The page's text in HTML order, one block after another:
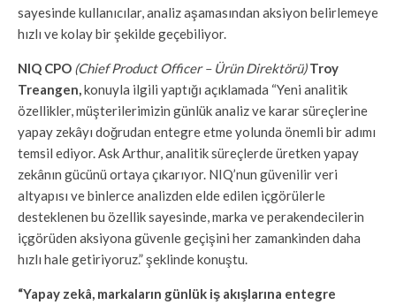
sayesinde kullanıcılar, analiz aşamasından aksiyon belirlemeye
hızlı ve kolay bir şekilde geçebiliyor.
NIQ CPO (Chief Product Officer – Ürün Direktörü)Troy
Treangen,konuyla ilgili yaptığı açıklamada “Yeni analitik
özellikler, müşterilerimizin günlük analiz ve karar süreçlerine
yapay zekâyı doğrudan entegre etme yolunda önemli bir adımı
temsil ediyor. Ask Arthur, analitik süreçlerde üretken yapay
zekânın gücünü ortaya çıkarıyor. NIQ’nun güvenilir veri
altyapısı ve binlerce analizden elde edilen içgörülerle
desteklenen bu özellik sayesinde, marka ve perakendecilerin
içgörüden aksiyona güvenle geçişini her zamankinden daha
hızlı hale getiriyoruz.” şeklinde konuştu.
“Yapay zekâ, markaların günlük iş akışlarına entegre